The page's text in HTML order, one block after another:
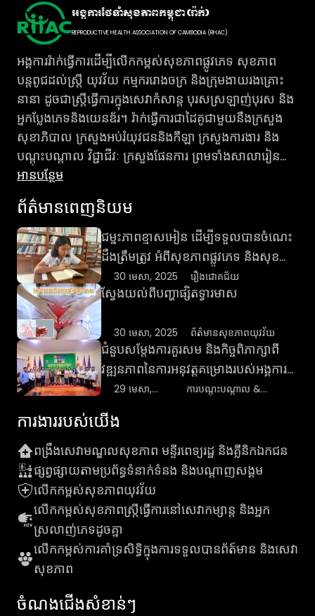
អង្គការថែទាំសុខភាពកម្ពុជា (រ៉ាក់)
REPRODUCTIVE HEALTH ASSOCIATION OF CAMBODIA (RHAC)
អង្គការរ៉ាក់ធ្វើការដើម្បីលើកកម្ពស់សុខភាពផ្លូវភេទ សុខភាព
បន្តពូជដល់ស្រ្តី យុវវ័យ កម្មកររោងចក្រ និងក្រុមងាយរងគ្រោះ
នានា ដូចជាស្រ្តីធ្វើការក្នុងសេវាកំសាន្ត បុរសស្រឡាញ់បុរស និង
អ្នកប្លែងភេទនិងយេនឌ័រ។ រ៉ាក់ធ្វើការជាដៃគូជាមួយនឹងក្រសួង
សុខាភិបាល ក្រសួងអប់រំយុវជននិងកីឡា ក្រសួងការងារ និង
បណ្តុះបណ្តាល វិជ្ជាជីវៈ ក្រសួងផែនការ ព្រមទាំងសាលារៀន
សាកលវិទ្យាល័យ រោងចក្រសហគ្រាស និងជាមួយអ្នកស្ម័គ្រចិត្ត
ក្នុងរាជធានីភ្នំពេញ និងបណ្ដាខេត្ត ដើម្បីចូលរួមពង្រឹងប្រព័ន្ធ
សុខាភិបាលសាធារណៈ លើកកម្ពស់ការប្រើប្រាស់សេវា
សុខាភិបាលសាធារណៈ និងឯកជន និងពង្រឹងការអប់រំរឿង
ផ្លូវភេទគ្រប់ជ្រុងជ្រោយដល់យុវវ័យ។ ព័ត៌មានបន្ថែមអំពីរ៉ាក់ សូម
ចូលគេហទំព័រ www.rhac.org.kh បណ្តាញសង្គមហ្វេសប៊ុក
RHAC Social Page និង RHAC Youtube។ ប្រសិនបើ
មានចំងល់ផ្នែកសុខភាព ឬសេវាគ្លីនិក សូមទាក់ទងមកលេខ
ទូរស័ព្ទដូចខាងក្រោម៖
អាន​បន្ថែម
ព័ត៌មានពេញនិយម
ជម្នះភាពខ្មាសអៀន ដើម្បីទទួលបានចំណេះ
ដឹងត្រឹមត្រូវ អំពីសុខភាពផ្លូវភេទ និងសុខ
ភាពបន្តពូជ
30 មេសា, 2025 រឿងជោគជ័យ
ស្វែងយល់ពីបញ្ហាផ្សិតទ្វារមាស
30 មេសា, 2025 ព័ត៌មានសុខភាពយុវវ័យ
ជំនួបសម្តែងការគួរសម និងកិច្ចពិភាក្សាពី
វឌ្ឍនភាពនៃការអនុវត្តគម្រោងរបស់អង្គការ
រ៉ាក់ ជាមួយឯកឧត្តមអភិបាល នៃគណ
អភិបាលខេត្តស្ទឹងត្រែង
29 មេសា,
ការបណ្តុះបណ្តាល &
ការងារ​របស់​យើង
ពង្រឹងសេវាមណ្ឌលសុខភាព មន្ទីរពេទ្យរដ្ឋ និងគ្លីនិកឯកជន
ផ្សព្វផ្សាយតាមប្រព័ន្ធទំនាក់ទំនង និងបណ្តាញសង្គម
លើកកម្ពស់សុខភាពយុវវ័យ
លើកកម្ពស់សុខភាពស្រ្តីធ្វើការនៅសេវាកម្សាន្ដ និងអ្នក
ស្រលាញ់ភេទដូចគ្នា
លើកកម្ពស់ការគាំទ្រសិទ្ធិក្នុងការទទួលបានព័ត៍មាន និងសេវា
សុខភាព
ចំណងជើងសំខាន់ៗ